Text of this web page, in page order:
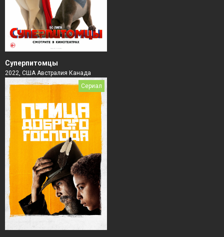
Суперпитомцы
2022, США Австралия Канада
Сериал